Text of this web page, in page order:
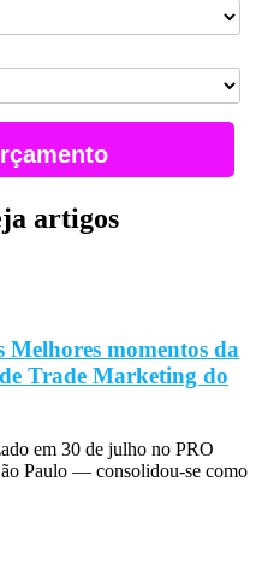
artigos
momentos da
Trade Marketing do
em 30 de julho no PRO
Paulo — consolidou-se como